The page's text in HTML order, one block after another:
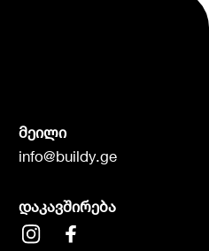
მეილი
info@buildy.ge
დაკავშირება